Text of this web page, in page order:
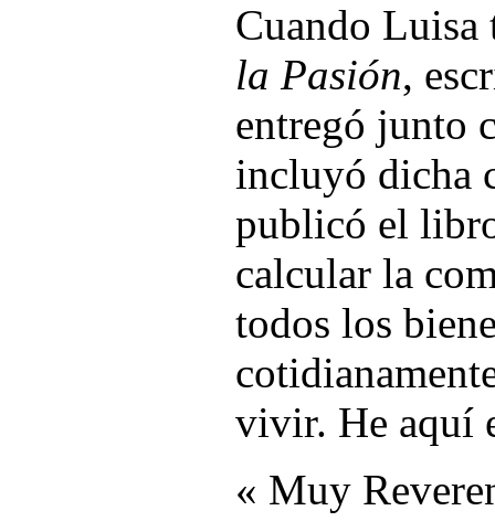
Cuando
la Pasión,
entregó junto
incluyó dicha
publicó el
calcular la
todos los
vivir. He aquí
« Muy